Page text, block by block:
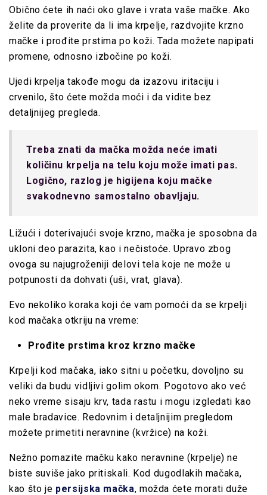
Obično ćete ih naći oko glave i vrata vaše mačke. Ako
želite da proverite da li ima krpelje, razdvojite krzno
mačke i prođite prstima po koži. Tada možete napipati
promene, odnosno izbočine po koži.
Ujedi krpelja takođe mogu da izazovu iritaciju i
crvenilo, što ćete možda moći i da vidite bez
detaljnijeg pregleda.
Treba znati da mačka možda neće imati
količinu krpelja na telu koju može imati pas.
Logično, razlog je higijena koju mačke
svakodnevno samostalno obavljaju.
Ližući i doterivajući svoje krzno, mačka je sposobna da
ukloni deo parazita, kao i nečistoće. Upravo zbog
ovoga su najugroženiji delovi tela koje ne može u
potpunosti da dohvati (uši, vrat, glava).
Evo nekoliko koraka koji će vam pomoći da se krpelji
kod mačaka otkriju na vreme:
Prođite prstima kroz krzno mačke
Krpelji kod mačaka, iako sitni u početku, dovoljno su
veliki da budu vidljivi golim okom. Pogotovo ako već
neko vreme sisaju krv, tada rastu i mogu izgledati kao
male bradavice. Redovnim i detaljnijim pregledom
možete primetiti neravnine (kvržice) na koži.
Nežno pomazite mačku kako neravnine (krpelje) ne
biste suviše jako pritiskali. Kod dugodlakih mačaka,
kao što je persijska mačka, možda ćete morati duže